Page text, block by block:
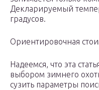
Декларируемый
градусов.
Ориентировочная
Надеемся, что эта
выбором зимнего
сузить параметры